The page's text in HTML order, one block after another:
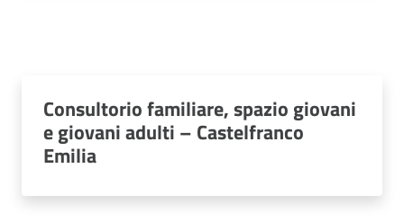
Consultorio familiare, spazio giovani
e giovani adulti – Castelfranco
Emilia